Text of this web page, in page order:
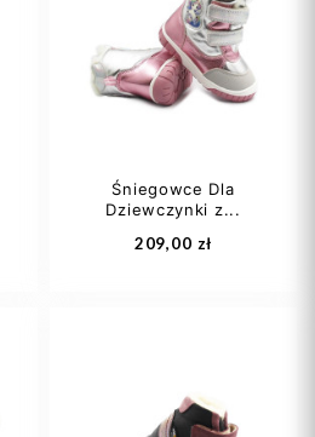
30
Dodaj do koszyka
Śniegowce Dla
Dziewczynki z...
209,00 zł